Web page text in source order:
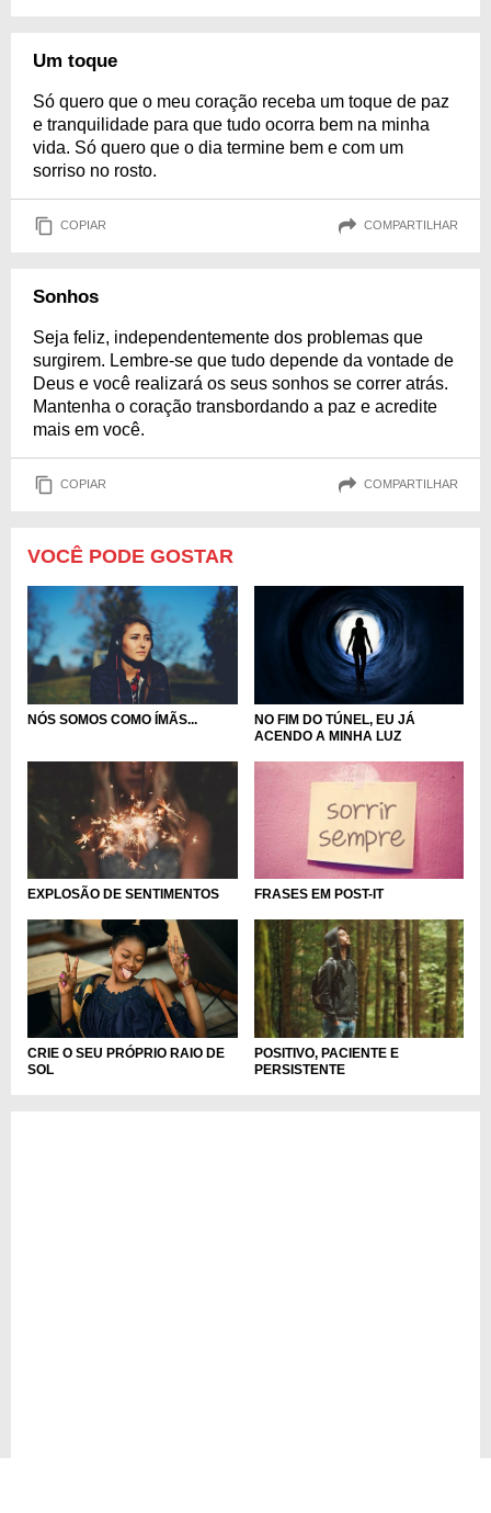
Um toque
Só quero que o meu coração receba um toque de paz
e tranquilidade para que tudo ocorra bem na minha
vida. Só quero que o dia termine bem e com um
sorriso no rosto.
COPIAR COMPARTILHAR
Sonhos
Seja feliz, independentemente dos problemas que
surgirem. Lembre-se que tudo depende da vontade de
Deus e você realizará os seus sonhos se correr atrás.
Mantenha o coração transbordando a paz e acredite
mais em você.
COPIAR COMPARTILHAR
VOCÊ PODE GOSTAR
NÓS SOMOS COMO ÍMÃS...
NO FIM DO TÚNEL, EU JÁ
ACENDO A MINHA LUZ
EXPLOSÃO DE SENTIMENTOS FRASES EM POST-IT
CRIE O SEU PRÓPRIO RAIO DE
SOL
POSITIVO, PACIENTE E
PERSISTENTE